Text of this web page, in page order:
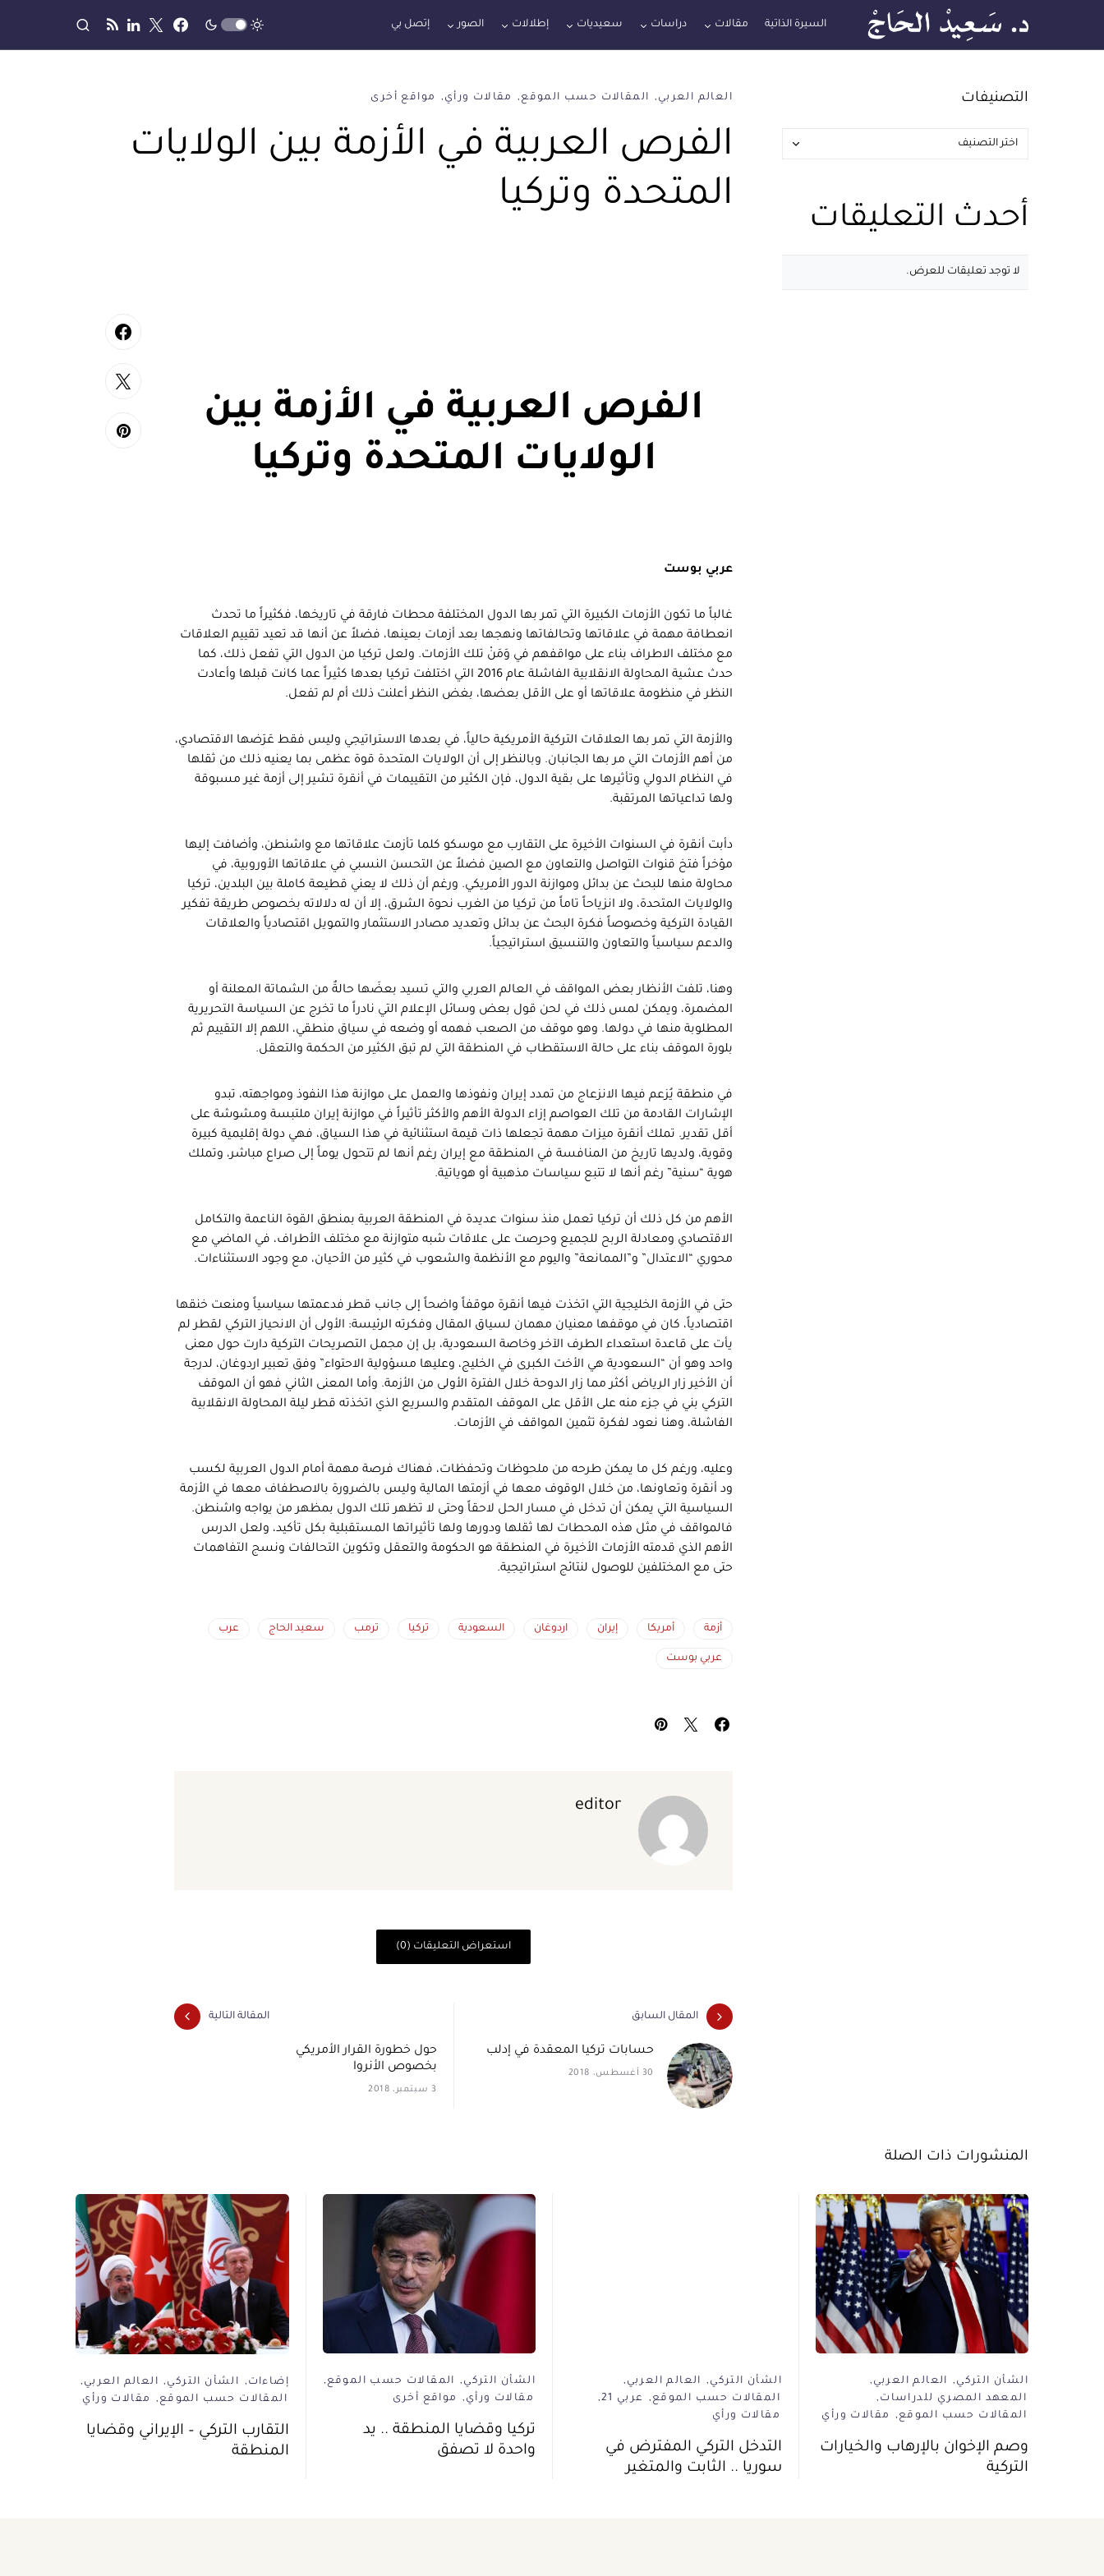
السيرة الذاتية مقالات دراسات سعيديات إطلالات الصور إتصل بي
العالم العربي المقالات حسب الموقع مقالات ورأي مواقع أخرى
الفرص العربية في الأزمة بين الولايات
المتحدة وتركيا
الفرص العربية في الأزمة بين
الولايات المتحدة وتركيا
عربي بوست
غالباً ما تكون الأزمات الكبيرة التي تمر بها الدول المختلفة محطات فارقة في تاريخها، فكثيراً ما تحدث
انعطافة مهمة في علاقاتها وتحالفاتها ونهجها بعد أزمات بعينها، فضلاً عن أنها قد تعيد تقييم العلاقات
مع مختلف الاطراف بناء على مواقفهم في وَمَنْ تلك الأزمات. ولعل تركيا من الدول التي تفعل ذلك، كما
حدث عشية المحاولة الانقلابية الفاشلة عام 2016 التي اختلفت تركيا بعدها كثيراً عما كانت قبلها وأعادت
النظر في منظومة علاقاتها أو على الأقل بعضها، بغض النظر أعلنت ذلك أم لم تفعل.
والأزمة التي تمر بها العلاقات التركية الأمريكية حالياً، في بعدها الاستراتيجي وليس فقط عَرَضها الاقتصادي،
من أهم الأزمات التي مر بها الجانبان. وبالنظر إلى أن الولايات المتحدة قوة عظمى بما يعنيه ذلك من ثقلها
في النظام الدولي وتأثيرها على بقية الدول، فإن الكثير من التقييمات في أنقرة تشير إلى أزمة غير مسبوقة
ولها تداعياتها المرتقبة.
دأبت أنقرة في السنوات الأخيرة على التقارب مع موسكو كلما تأزمت علاقاتها مع واشنطن، وأضافت إليها
مؤخراً فتخ قنوات التواصل والتعاون مع الصين فضلاً عن التحسن النسبي في علاقاتها الأوروبية، في
محاولة منها للبحث عن بدائل وموازنة الدور الأمريكي. ورغم أن ذلك لا يعني قطيعة كاملة بين البلدين، تركيا
والولايات المتحدة، ولا انزياحاً تاماً من تركيا من الغرب نحوة الشرق، إلا أن له دلالاته بخصوص طريقة تفكير
القيادة التركية وخصوصاً فكرة البحث عن بدائل وتعديد مصادر الاستثمار والتمويل اقتصادياً والعلاقات
والدعم سياسياً والتعاون والتنسيق استراتيجياً.
وهنا، تلفت الأنظار بعض المواقف في العالم العربي والتي تسيد بعضَها حالةٌ من الشماتة المعلنة أو
المضمرة، ويمكن لمس ذلك في لحن قول بعض وسائل الإعلام التي نادراً ما تخرج عن السياسة التحريرية
المطلوبة منها في دولها. وهو موقف من الصعب فهمه أو وضعه في سياق منطقي، اللهم إلا التقييم ثم
بلورة الموقف بناء على حالة الاستقطاب في المنطقة التي لم تبق الكثير من الحكمة والتعقل.
في منطقة يُزعم فيها الانزعاج من تمدد إيران ونفوذها والعمل على موازنة هذا النفوذ ومواجهته، تبدو
الإشارات القادمة من تلك العواصم إزاء الدولة الأهم والأكثر تأثيراً في موازنة إيران ملتبسة ومشوشة على
أقل تقدير. تملك أنقرة ميزات مهمة تجعلها ذات قيمة استثنائية في هذا السياق، فهي دولة إقليمية كبيرة
وقوية، ولديها تاريخ من المنافسة في المنطقة مع إيران رغم أنها لم تتحول يوماً إلى صراع مباشر، وتملك
هوية “سنية” رغم أنها لا تتبع سياسات مذهبية أو هوياتية.
الأهم من كل ذلك أن تركيا تعمل منذ سنوات عديدة في المنطقة العربية بمنطق القوة الناعمة والتكامل
الاقتصادي ومعادلة الربح للجميع وحرصت على علاقات شبه متوازنة مع مختلف الأطراف، في الماضي مع
محوري “الاعتدال” و”الممانعة” واليوم مع الأنظمة والشعوب في كثير من الأحيان، مع وجود الاستثناءات.
حتى في الأزمة الخليجية التي اتخذت فيها أنقرة موقفاً واضحاً إلى جانب قطر فدعمتها سياسياً ومنعت خنقها
اقتصادياً، كان في موقفها معنيان مهمان لسياق المقال وفكرته الرئيسة: الأولى أن الانحياز التركي لقطر لم
يأت على قاعدة استعداء الطرف الآخر وخاصة السعودية، بل إن مجمل التصريحات التركية دارت حول معنى
واحد وهو أن “السعودية هي الأخت الكبرى في الخليج، وعليها مسؤولية الاحتواء” وفق تعبير اردوغان، لدرجة
أن الأخير زار الرياض أكثر مما زار الدوحة خلال الفترة الأولى من الأزمة. وأما المعنى الثاني فهو أن الموقف
التركي بني في جزء منه على الأقل على الموقف المتقدم والسريع الذي اتخذته قطر ليلة المحاولة الانقلابية
الفاشلة، وهنا نعود لفكرة تثمين المواقف في الأزمات.
وعليه، ورغم كل ما يمكن طرحه من ملحوظات وتحفظات، فهناك فرصة مهمة أمام الدول العربية لكسب
ود أنقرة وتعاونها، من خلال الوقوف معها في أزمتها المالية وليس بالضرورة بالاصطفاف معها في الأزمة
السياسية التي يمكن أن تدخل في مسار الحل لاحقاً وحتى لا تظهر تلك الدول بمظهر من يواجه واشنطن.
فالمواقف في مثل هذه المحطات لها ثقلها ودورها ولها تأثيراتها المستقبلية بكل تأكيد، ولعل الدرس
الأهم الذي قدمته الأزمات الأخيرة في المنطقة هو الحكومة والتعقل وتكوين التحالفات ونسج التفاهمات
حتى مع المختلفين للوصول لنتائج استراتيجية.
أزمة أمريكا إيران اردوغان السعودية تركيا ترمب سعيد الحاج عرب
عربي بوست
editor
استعراض التعليقات (0)
المقال السابق
حسابات تركيا المعقدة في إدلب
30 أغسطس، 2018
المقالة التالية
حول خطورة القرار الأمريكي
بخصوص الأنروا
3 سبتمبر، 2018
التصنيفات
أحدث التعليقات
لا توجد تعليقات للعرض.
المنشورات ذات الصلة
الشأن التركي
العالم العربي
المعهد المصري للدراسات
المقالات حسب الموقع
مقالات ورأي
وصم الإخوان بالإرهاب والخيارات
التركية
الشأن التركي
العالم العربي
المقالات حسب الموقع
عربي 21
مقالات ورأي
التدخل التركي المفترض في
سوريا .. الثابت والمتغير
الشأن التركي
المقالات حسب الموقع
مقالات ورأي
مواقع أخرى
تركيا وقضايا المنطقة .. يد
واحدة لا تصفق
إضاءات الشأن التركي
العالم العربي
المقالات حسب الموقع
مقالات ورأي
التقارب التركي – الإيراني وقضايا
المنطقة